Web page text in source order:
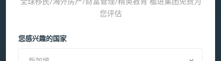
您评估
您感兴趣的国家